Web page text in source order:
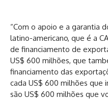
“Com o apoio e a garantia
latino-americano, que é a
de financiamento de
US$ 600 milhões, que
financiamento das
cada US$ 600 milhões que
são US$ 600 milhões que